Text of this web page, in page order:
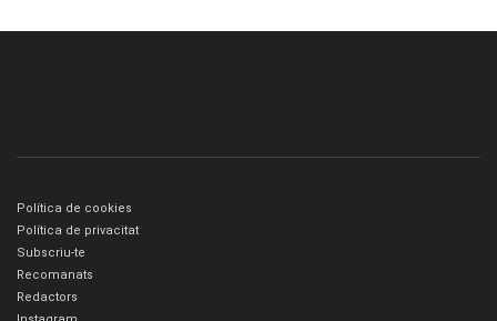
Política de cookies
Política de privacitat
Subscriu-te
Recomanats
Redactors